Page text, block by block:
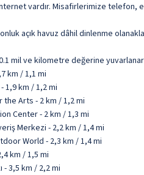
vardır. Misafirlerimize telefon,
açık havuz dâhil dinlenme
0.1 mil ve kilometre değerine
km / 1,1 mi
1,9 km / 1,2 mi
Arts - 2 km / 1,2 mi
Center - 2 km / 1,3 mi
Merkezi - 2,2 km / 1,4 mi
World - 2,3 km / 1,4 mi
km / 1,5 mi
- 3,5 km / 2,2 mi